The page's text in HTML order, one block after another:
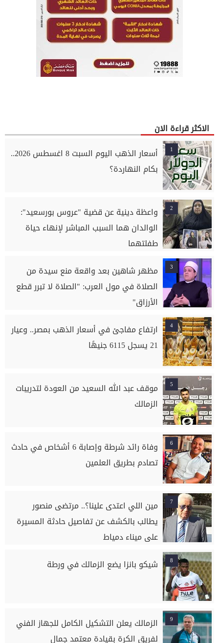
الاكثر قراءة الان
1
أسعار الذهب اليوم السبت 8 اغسطس 2026..
بكام النهاردة؟
2
واعظة دينية عن قضية "عروس بورسعيد":
الوالدان هما السبب المباشر لإنهاء حياة
طفلتهما
3
مظهر شاهين بعد واقعة منع سيدة من
الصلاة في مول العرب: "الصلاة لا تبرر قطع
الأرزاق"
4
ارتفاع مفاجئ في أسعار الذهب بمصر.. وعيار
21 يسجل 6115 جنيهًا
5
موقف عبد الله السعيد من العودة لتدريبات
الزمالك
6
وفاة رائد شرطة وإصابة 6 أشخاص في حادث
تصادم بطريق العلمين
7
مين اللي اعتدى علينا؟.. مرتضى منصور
يطالب بالكشف عن تفاصيل حادثة المسيرة
على ميناء دمياط
8 شيكو بانزا يضع الزمالك في ورطة
9
الزمالك يعلن التشكيل الكامل للجهاز الفني
لفريق الكرة بقيادة معتمد جمال